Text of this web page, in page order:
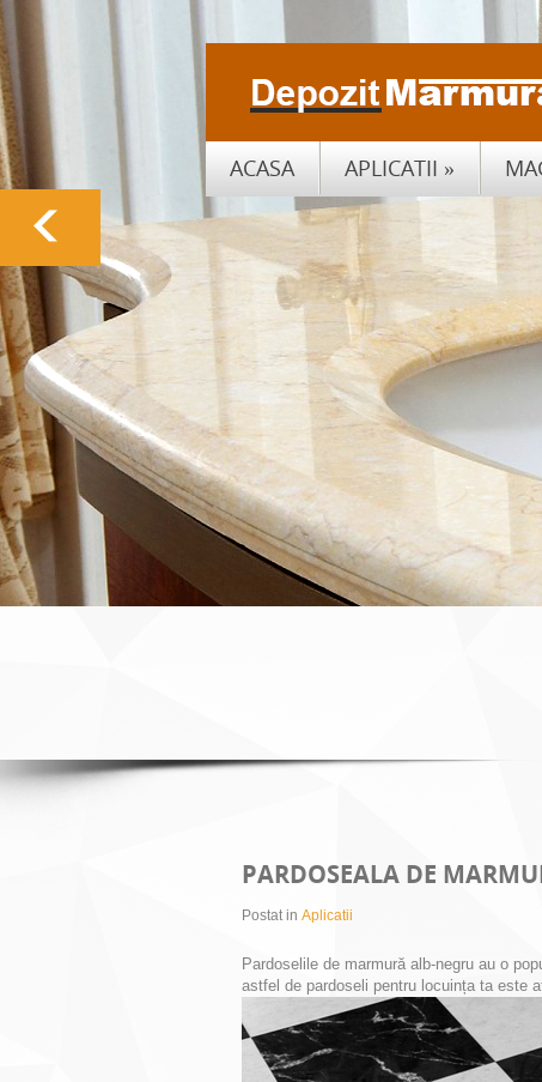
ACASA APLICATII »
PARDOSEALA DE
Postat in Aplicatii
Pardoselile de marmură alb-negru au o
astfel de pardoseli pentru locuința ta este